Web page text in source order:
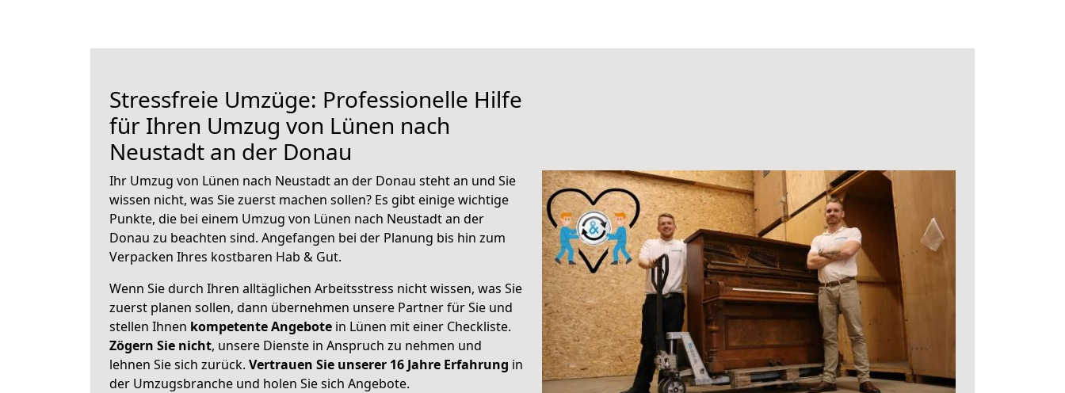
Stressfreie Umzüge: Professionelle Hilfe
für Ihren Umzug von Lünen nach
Neustadt an der Donau
Ihr Umzug von Lünen nach Neustadt an der Donau steht an und Sie
wissen nicht, was Sie zuerst machen sollen? Es gibt einige wichtige
Punkte, die bei einem Umzug von Lünen nach Neustadt an der
Donau zu beachten sind. Angefangen bei der Planung bis hin zum
Verpacken Ihres kostbaren Hab & Gut.
Wenn Sie durch Ihren alltäglichen Arbeitsstress nicht wissen, was Sie
zuerst planen sollen, dann übernehmen unsere Partner für Sie und
stellen Ihnen kompetente Angebote in Lünen mit einer Checkliste.
Zögern Sie nicht, unsere Dienste in Anspruch zu nehmen und
lehnen Sie sich zurück. Vertrauen Sie unserer 16 Jahre Erfahrung in
der Umzugsbranche und holen Sie sich Angebote.